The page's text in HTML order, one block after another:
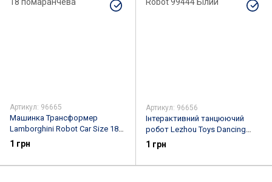
Артикул: 96665
Машинка Трансформер
Lamborghini Robot Car Size 18
помаранчева
1 грн
Артикул: 96656
Інтерактивний танцюючий
робот Lezhou Toys Dancing
Robot 99444 Білий
1 грн